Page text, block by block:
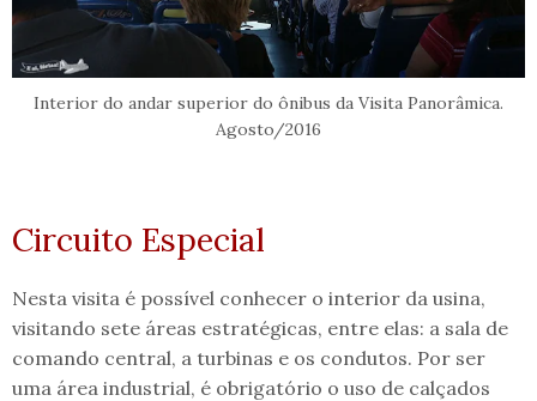
Interior do andar superior do ônibus da Visita Panorâmica.
Agosto/2016
Circuito Especial
Nesta visita é possível conhecer o interior da usina,
visitando sete áreas estratégicas, entre elas: a sala de
comando central, a turbinas e os condutos. Por ser
uma área industrial, é obrigatório o uso de calçados